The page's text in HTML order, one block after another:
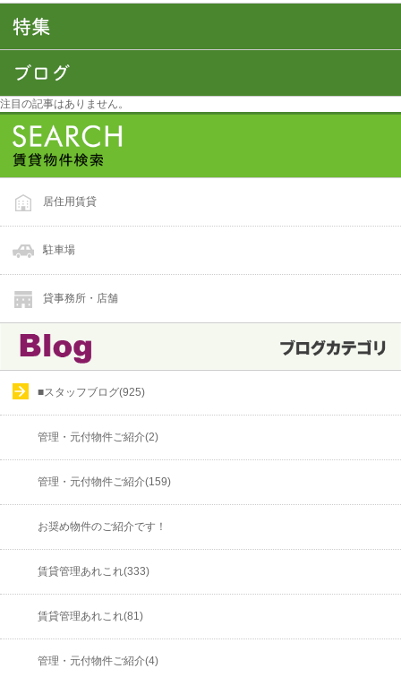
注目の記事はありません。
居住用賃貸
駐車場
貸事務所・店舗
■スタッフブログ(925)
管理・元付物件ご紹介(2)
管理・元付物件ご紹介(159)
お奨め物件のご紹介です！
賃貸管理あれこれ(333)
賃貸管理あれこれ(81)
管理・元付物件ご紹介(4)